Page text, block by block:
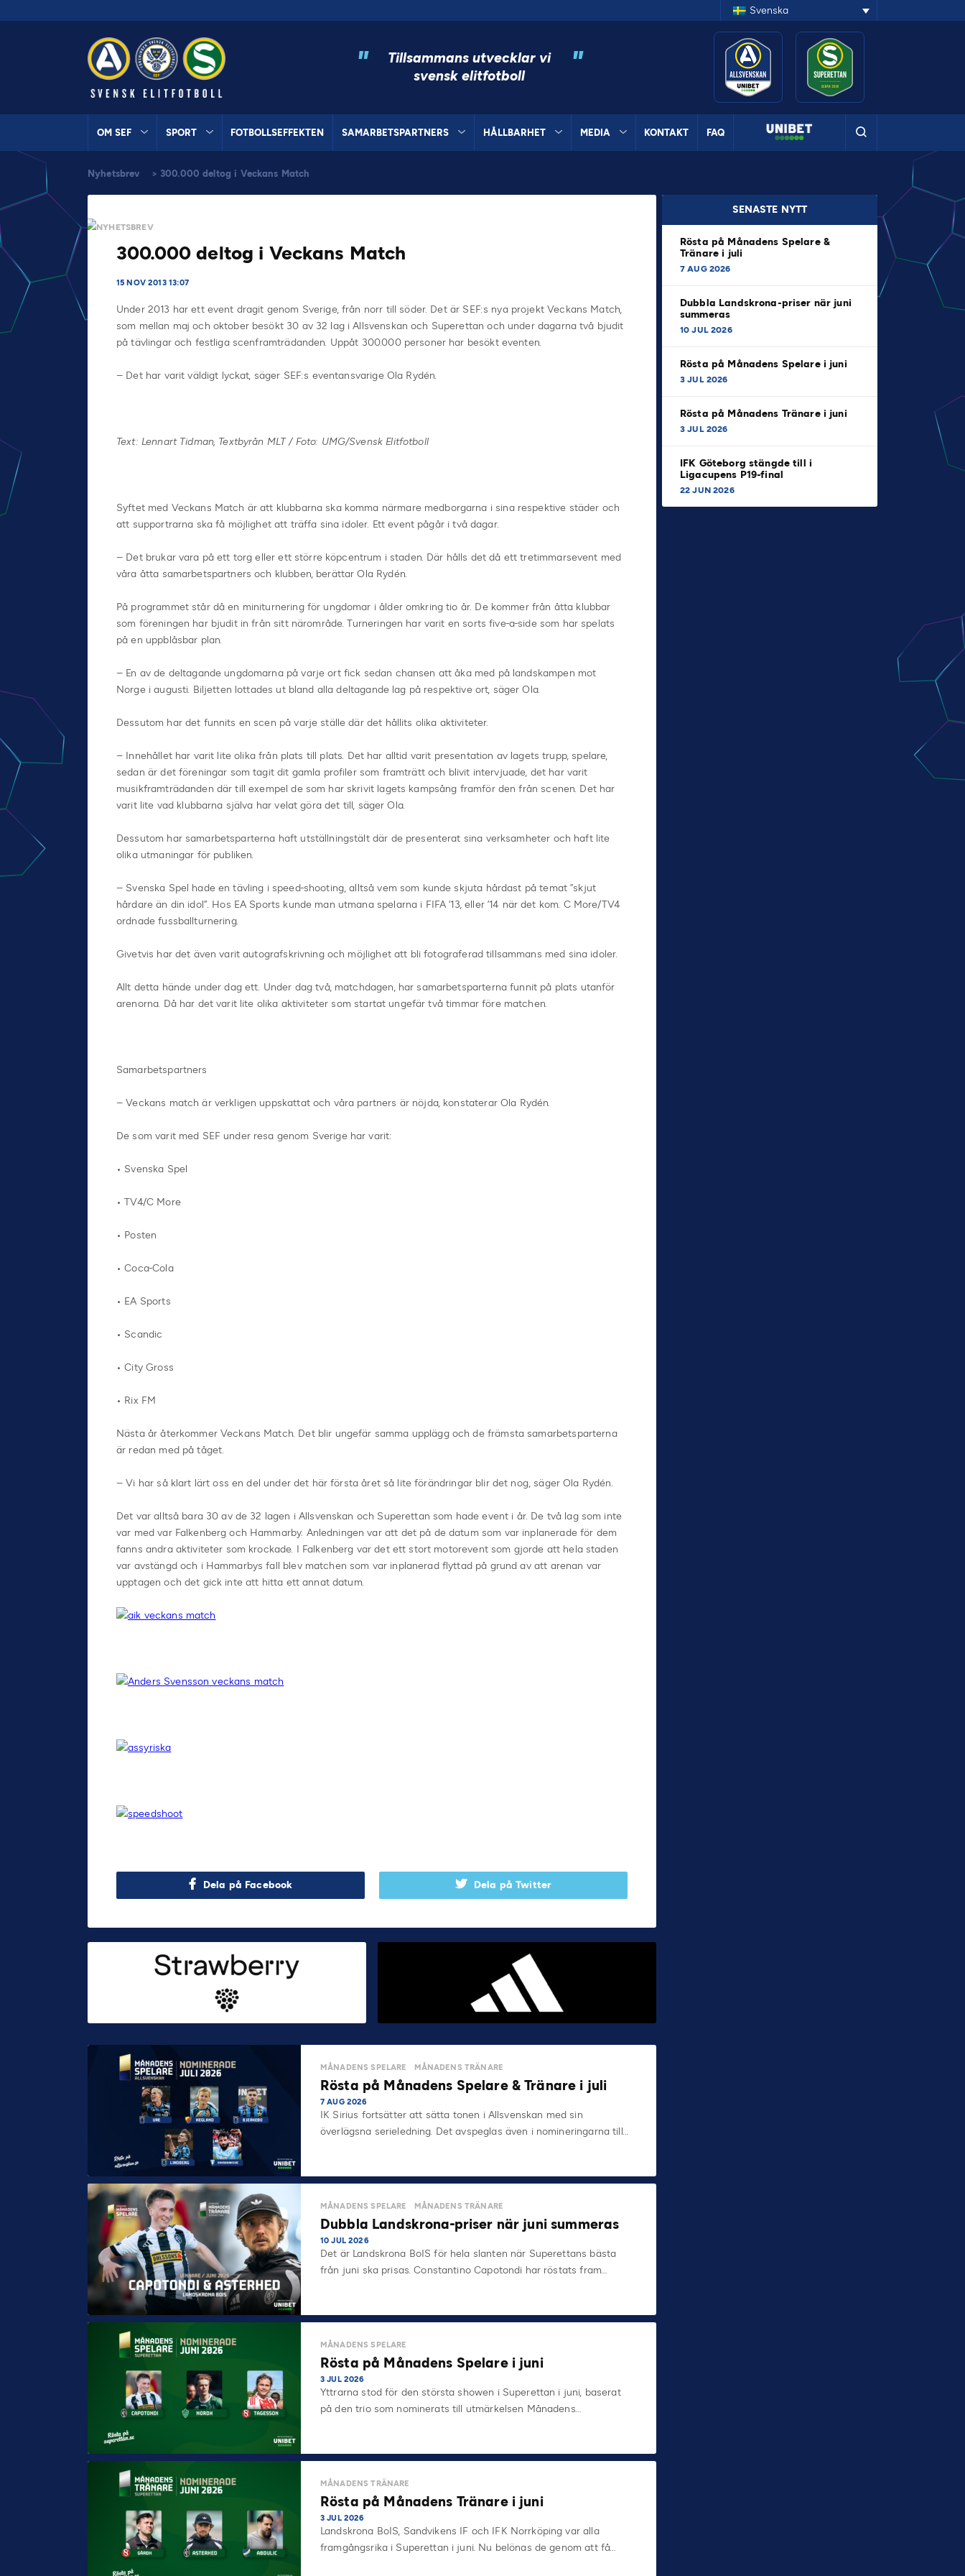
Svenska
"
Tillsammans utvecklar vi
svensk elitfotboll
"
OM SEF SPORT FOTBOLLSEFFEKTEN SAMARBETSPARTNERS HÅLLBARHET MEDIA KONTAKT FAQ
Nyhetsbrev > 300.000 deltog i Veckans Match
NYHETSBREV
300.000 deltog i Veckans Match
15 NOV 2013 13:07
Under 2013 har ett event dragit genom Sverige, från norr till söder. Det är SEF:s nya projekt Veckans Match,
som mellan maj och oktober besökt 30 av 32 lag i Allsvenskan och Superettan och under dagarna två bjudit
på tävlingar och festliga scenframträdanden. Uppåt 300.000 personer har besökt eventen.
– Det har varit väldigt lyckat, säger SEF:s eventansvarige Ola Rydén.
Text: Lennart Tidman, Textbyrån MLT / Foto: UMG/Svensk Elitfotboll
Syftet med Veckans Match är att klubbarna ska komma närmare medborgarna i sina respektive städer och
att supportrarna ska få möjlighet att träffa sina idoler. Ett event pågår i två dagar.
– Det brukar vara på ett torg eller ett större köpcentrum i staden. Där hålls det då ett tretimmarsevent med
våra åtta samarbetspartners och klubben, berättar Ola Rydén.
På programmet står då en miniturnering för ungdomar i ålder omkring tio år. De kommer från åtta klubbar
som föreningen har bjudit in från sitt närområde. Turneringen har varit en sorts five-a-side som har spelats
på en uppblåsbar plan.
– En av de deltagande ungdomarna på varje ort fick sedan chansen att åka med på landskampen mot
Norge i augusti. Biljetten lottades ut bland alla deltagande lag på respektive ort, säger Ola.
Dessutom har det funnits en scen på varje ställe där det hållits olika aktiviteter.
– Innehållet har varit lite olika från plats till plats. Det har alltid varit presentation av lagets trupp, spelare,
sedan är det föreningar som tagit dit gamla profiler som framträtt och blivit intervjuade, det har varit
musikframträdanden där till exempel de som har skrivit lagets kampsång framför den från scenen. Det har
varit lite vad klubbarna själva har velat göra det till, säger Ola.
Dessutom har samarbetsparterna haft utställningstält där de presenterat sina verksamheter och haft lite
olika utmaningar för publiken.
– Svenska Spel hade en tävling i speed-shooting, alltså vem som kunde skjuta hårdast på temat ”skjut
hårdare än din idol”. Hos EA Sports kunde man utmana spelarna i FIFA ’13, eller ’14 när det kom. C More/TV4
ordnade fussballturnering.
Givetvis har det även varit autografskrivning och möjlighet att bli fotograferad tillsammans med sina idoler.
Allt detta hände under dag ett. Under dag två, matchdagen, har samarbetsparterna funnit på plats utanför
arenorna. Då har det varit lite olika aktiviteter som startat ungefär två timmar före matchen.
Samarbetspartners
– Veckans match är verkligen uppskattat och våra partners är nöjda, konstaterar Ola Rydén.
De som varit med SEF under resa genom Sverige har varit:
• Svenska Spel
• TV4/C More
• Posten
• Coca-Cola
• EA Sports
• Scandic
• City Gross
• Rix FM
Nästa år återkommer Veckans Match. Det blir ungefär samma upplägg och de främsta samarbetsparterna
är redan med på tåget.
– Vi har så klart lärt oss en del under det här första året så lite förändringar blir det nog, säger Ola Rydén.
Det var alltså bara 30 av de 32 lagen i Allsvenskan och Superettan som hade event i år. De två lag som inte
var med var Falkenberg och Hammarby. Anledningen var att det på de datum som var inplanerade för dem
fanns andra aktiviteter som krockade. I Falkenberg var det ett stort motorevent som gjorde att hela staden
var avstängd och i Hammarbys fall blev matchen som var inplanerad flyttad på grund av att arenan var
upptagen och det gick inte att hitta ett annat datum.
Dela på Facebook Dela på Twitter
SENASTE NYTT
Rösta på Månadens Spelare &
Tränare i juli
7 AUG 2026
Dubbla Landskrona-priser när juni
summeras
10 JUL 2026
Rösta på Månadens Spelare i juni
3 JUL 2026
Rösta på Månadens Tränare i juni
3 JUL 2026
IFK Göteborg stängde till i
Ligacupens P19-final
22 JUN 2026
MÅNADENS SPELARE MÅNADENS TRÄNARE
Rösta på Månadens Spelare & Tränare i juli
7 AUG 2026
IK Sirius fortsätter att sätta tonen i Allsvenskan med sin
överlägsna serieledning. Det avspeglas även i nomineringarna till…
MÅNADENS SPELARE MÅNADENS TRÄNARE
Dubbla Landskrona-priser när juni summeras
10 JUL 2026
Det är Landskrona BoIS för hela slanten när Superettans bästa
från juni ska prisas. Constantino Capotondi har röstats fram…
MÅNADENS SPELARE
Rösta på Månadens Spelare i juni
3 JUL 2026
Yttrarna stod för den största showen i Superettan i juni, baserat
på den trio som nominerats till utmärkelsen Månadens…
MÅNADENS TRÄNARE
Rösta på Månadens Tränare i juni
3 JUL 2026
Landskrona BoIS, Sandvikens IF och IFK Norrköping var alla
framgångsrika i Superettan i juni. Nu belönas de genom att få…